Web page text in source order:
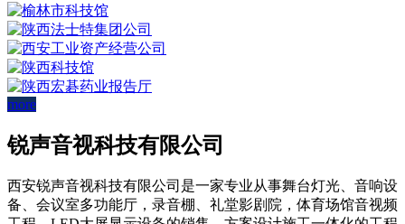
more
锐声音视科技有限公司
西安锐声音视科技有限公司是一家专业从事舞台灯光、音响设
备、会议室多功能厅，录音棚、礼堂影剧院，体育场馆音视频